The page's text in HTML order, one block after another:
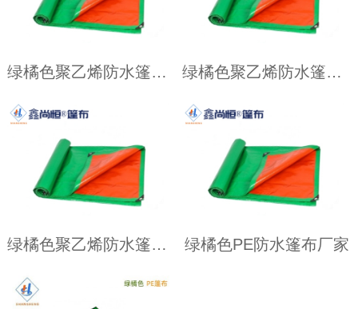
绿橘色聚乙烯防水篷布4.87米×6.09米克重119g 绿橘色聚乙烯防水篷布12.19×12.19米克重117g
绿橘色聚乙烯防水篷布3.66×5.49米克重137g 绿橘色PE防水篷布厂家